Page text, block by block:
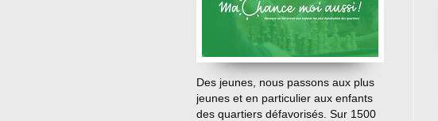
…
Des jeunes, nous passons aux plus
jeunes et en particulier aux enfants
des quartiers défavorisés. Sur 1500